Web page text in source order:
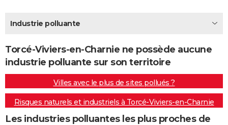
BONS PLANS
CARTE DE VOEUX
Carte de Noël
Carte Bonne année
Carte Saint-Valentin
Carte Pâques
Carte d'anniversaire
DICTIONNAIRE
Dictionnaire
Biographies
Citations
Expressions
Proverbes
PROGRAMME TV
Industrie polluante
Torcé-Viviers-en-Charnie ne possède aucune
industrie polluante sur son territoire
Villes avec le plus de sites pollués ?
Risques naturels et industriels à Torcé-Viviers-en-Charnie
Les industries polluantes les plus proches de